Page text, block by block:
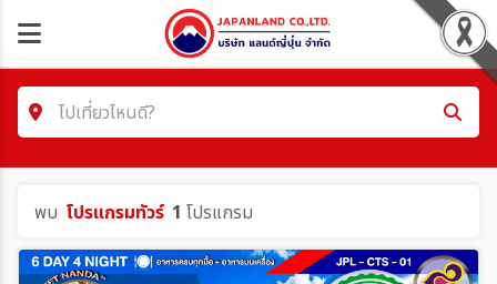
ไปเที่ยวไหนดี?
พบ โปรแกรมทัวร์ 1 โปรแกรม